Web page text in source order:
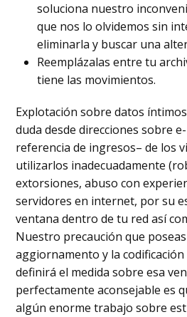
soluciona nuestro
que nos lo olvidemos sin
eliminarla y buscar una
Reemplázalas entre tu
tiene las movimientos.
Explotación sobre datos
duda desde direcciones sobre
referencia de ingresos– de los
utilizarlos inadecuadamente
extorsiones, abuso con
servidores en internet, por su
ventana dentro de tu red así­
Nuestro precaución que
aggiornamento y la
definirá el medida sobre esa
perfectamente aconsejable es
algún enorme trabajo sobre